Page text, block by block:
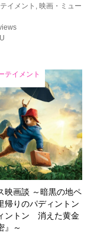
イメント
,映画・ミュー
テイメント
映画談 ～暗黒の地ペ
帰りのパディントン
ントン 消えた黄金
』～